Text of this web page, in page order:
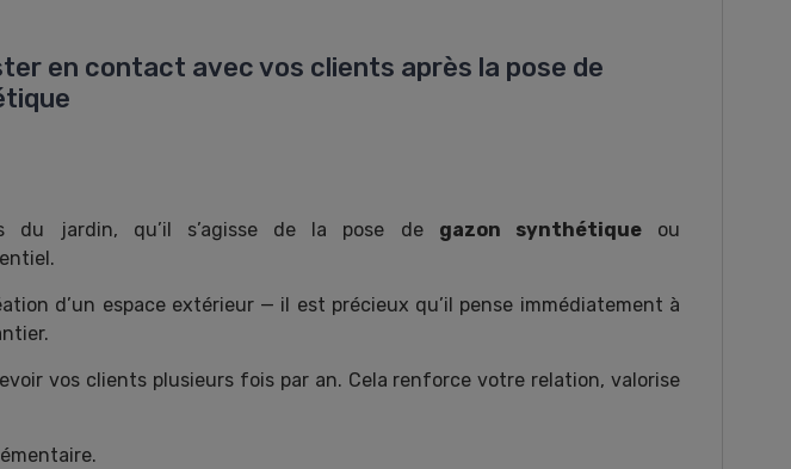
en contact avec vos clients après la pose de
du jardin, qu’il s’agisse de la pose de gazon synthétiqueou
d’un espace extérieur — il est précieux qu’il pense immédiatement à
vos clients plusieurs fois par an. Cela renforce votre relation, valorise